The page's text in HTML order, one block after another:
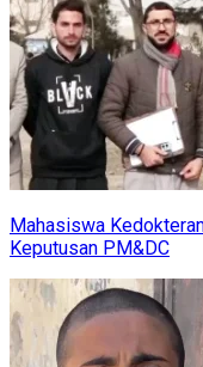
Mahasiswa
Keputusan PM&DC